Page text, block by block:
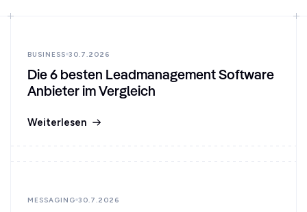
BUSINESS 30.7.2026
Die 6 besten Leadmanagement Software
Anbieter im Vergleich
Weiterlesen
MESSAGING 30.7.2026